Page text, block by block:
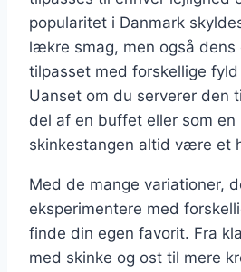
popularitet i Danmark
lækre smag, men også dens
tilpasset med forskellige
Uanset om du serverer den
del af en buffet eller som
skinkestangen altid være et
Med de mange variationer,
eksperimentere med
finde din egen favorit. Fra
med skinke og ost til mere